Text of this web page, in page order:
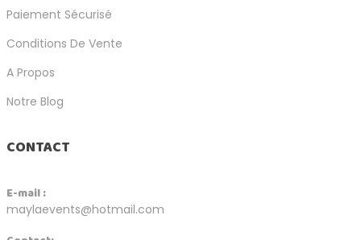
Paiement Sécurisé
Conditions De Vente
A Propos
Notre Blog
CONTACT
E-mail :
maylaevents@hotmail.com